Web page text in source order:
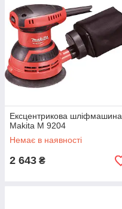
Ексцентрикова шліфмашина
Makita M 9204
Немає в наявності
2 643 ₴